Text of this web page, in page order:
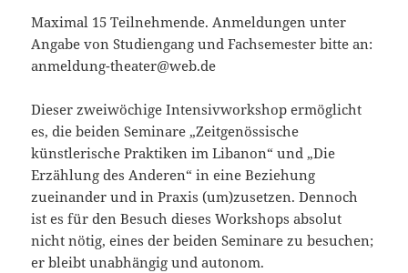
Maximal 15 Teilnehmende. Anmeldungen unter
Angabe von Studiengang und Fachsemester bitte an:
anmeldung-theater@web.de
Dieser zweiwöchige Intensivworkshop ermöglicht
es, die beiden Seminare „Zeitgenössische
künstlerische Praktiken im Libanon“ und „Die
Erzählung des Anderen“ in eine Beziehung
zueinander und in Praxis (um)zusetzen. Dennoch
ist es für den Besuch dieses Workshops absolut
nicht nötig, eines der beiden Seminare zu besuchen;
er bleibt unabhängig und autonom.